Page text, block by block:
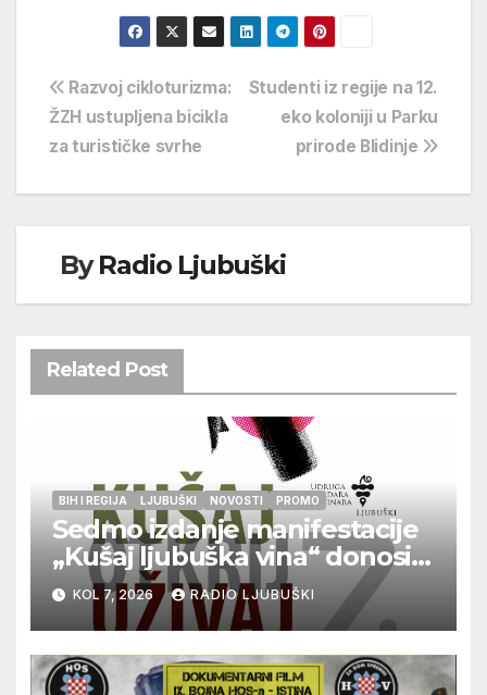
Navigacija
objava
Studenti iz regije na 12.
eko koloniji u Parku
prirode Blidinje
Razvoj cikloturizma:
ŽZH ustupljena bicikla
za turističke svrhe
ByRadio Ljubuški
Related Post
BIH I REGIJA LJUBUŠKI NOVOSTI PROMO
Sedmo izdanje manifestacije
„Kušaj ljubuška vina“ donosi
vrhunska vina, gastronomiju i
glazbu
KOL 7, 2026 RADIO LJUBUŠKI